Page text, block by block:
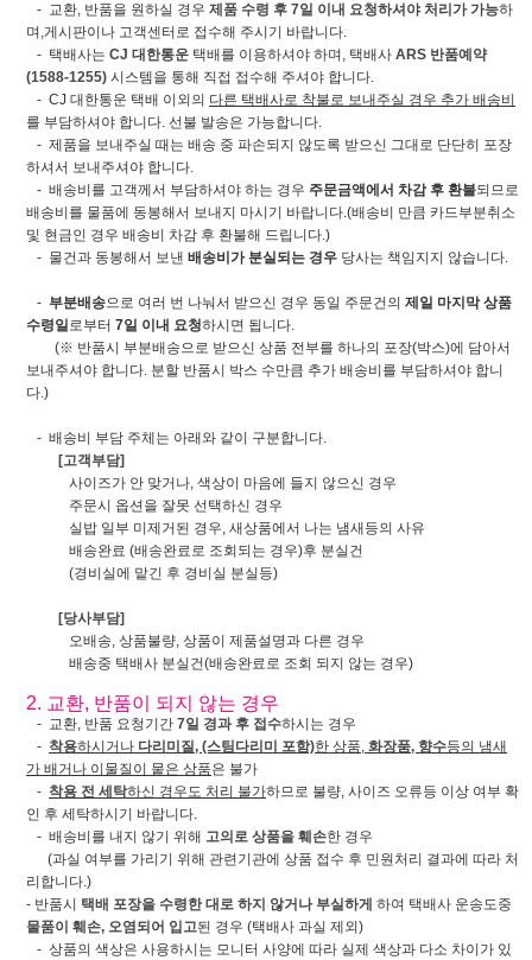
- 교환, 반품을 원하실 경우 제품 수령 후 7일 이내 요청하셔야 처리가 가능하
며,게시판이나 고객센터로 접수해 주시기 바랍니다.
- 택배사는 CJ 대한통운 택배를 이용하셔야 하며, 택배사 ARS 반품예약
(1588-1255) 시스템을 통해 직접 접수해 주셔야 합니다.
- CJ 대한통운 택배 이외의 다른 택배사로 착불로 보내주실 경우 추가 배송비
를 부담하셔야 합니다. 선불 발송은 가능합니다.
- 제품을 보내주실 때는 배송 중 파손되지 않도록 받으신 그대로 단단히 포장
하셔서 보내주셔야 합니다.
- 배송비를 고객께서 부담하셔야 하는 경우 주문금액에서 차감 후 환불되므로
배송비를 물품에 동봉해서 보내지 마시기 바랍니다.(배송비 만큼 카드부분취소
및 현금인 경우 배송비 차감 후 환불해 드립니다.)
- 물건과 동봉해서 보낸 배송비가 분실되는 경우 당사는 책임지지 않습니다.
- 부분배송으로 여러 번 나눠서 받으신 경우 동일 주문건의 제일 마지막 상품
수령일로부터 7일 이내 요청하시면 됩니다.
(※ 반품시 부분배송으로 받으신 상품 전부를 하나의 포장(박스)에 담아서
보내주셔야 합니다. 분할 반품시 박스 수만큼 추가 배송비를 부담하셔야 합니
다.)
- 배송비 부담 주체는 아래와 같이 구분합니다.
[고객부담]
사이즈가 안 맞거나, 색상이 마음에 들지 않으신 경우
주문시 옵션을 잘못 선택하신 경우
실밥 일부 미제거된 경우, 새상품에서 나는 냄새등의 사유
배송완료 (배송완료로 조회되는 경우)후 분실건
(경비실에 맡긴 후 경비실 분실등)
[당사부담]
오배송, 상품불량, 상품이 제품설명과 다른 경우
배송중 택배사 분실건(배송완료로 조회 되지 않는 경우)
2. 교환, 반품이 되지 않는 경우
- 교환, 반품 요청기간 7일 경과 후 접수하시는 경우
- 착용하시거나 다리미질, (스팀다리미 포함)한 상품, 화장품, 향수등의 냄새
가 배거나 이물질이 뭍은 상품은 불가
- 착용 전 세탁하신 경우도 처리 불가하므로 불량, 사이즈 오류등 이상 여부 확
인 후 세탁하시기 바랍니다.
- 배송비를 내지 않기 위해 고의로 상품을 훼손한 경우
(과실 여부를 가리기 위해 관련기관에 상품 접수 후 민원처리 결과에 따라 처
리합니다.)
- 반품시 택배 포장을 수령한 대로 하지 않거나 부실하게 하여 택배사 운송도중
물품이 훼손, 오염되어 입고된 경우 (택배사 과실 제외)
- 상품의 색상은 사용하시는 모니터 사양에 따라 실제 색상과 다소 차이가 있